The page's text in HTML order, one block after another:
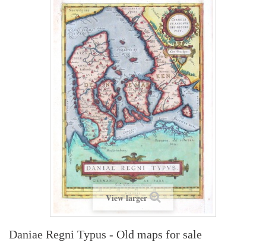
View larger
Daniae Regni Typus - Old maps for sale